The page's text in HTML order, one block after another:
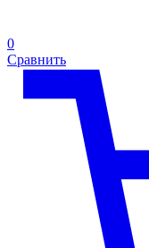
0
Сравнить